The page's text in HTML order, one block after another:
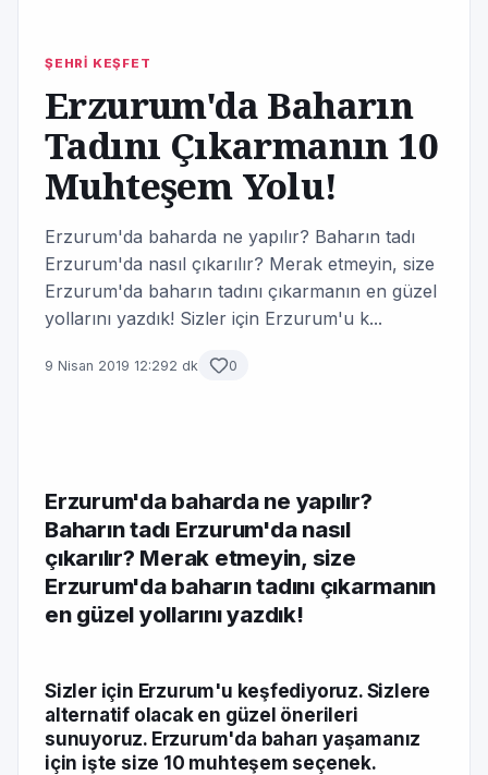
ŞEHRİ KEŞFET
Erzurum'da Baharın
Tadını Çıkarmanın 10
Muhteşem Yolu!
Erzurum'da baharda ne yapılır? Baharın tadı
Erzurum'da nasıl çıkarılır? Merak etmeyin, size
Erzurum'da baharın tadını çıkarmanın en güzel
yollarını yazdık! Sizler için Erzurum'u k...
9 Nisan 2019 12:292 dk 0
Erzurum'da baharda ne yapılır?
Baharın tadı Erzurum'da nasıl
çıkarılır? Merak etmeyin, size
Erzurum'da baharın tadını çıkarmanın
en güzel yollarını yazdık!
Sizler için Erzurum'u keşfediyoruz. Sizlere
alternatif olacak en güzel önerileri
sunuyoruz. Erzurum'da baharı yaşamanız
için işte size 10 muhteşem seçenek.